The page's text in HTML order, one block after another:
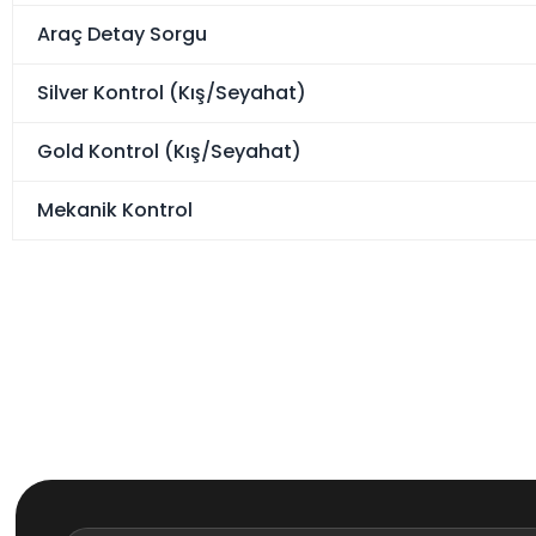
Araç Detay Sorgu
Silver Kontrol (Kış/Seyahat)
Gold Kontrol (Kış/Seyahat)
Mekanik Kontrol